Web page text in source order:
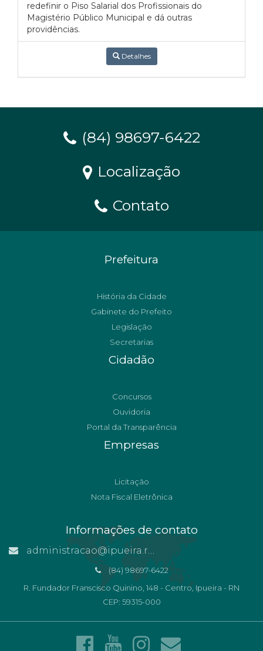
redefinir o Piso Salarial dos Profissionais do
Magistério Público Municipal e dá outras
providências.
Detalhes
(84) 98697-6422
Localização
Contato
Prefeitura
História da Cidade
Gabinete do Prefeito
Legislação
Secretarias
Cidadão
Concursos
Ouvidoria
Portal da Transparência
Empresas
Licitação
Nota Fiscal Eletrônica
Informações de contato
administracao@ipueira.rn.gov.br
(84) 98697-6422
R. Fundador Franscisco Quinino, 148 - Centro, Ipueira - RN
CEP: 59315-000